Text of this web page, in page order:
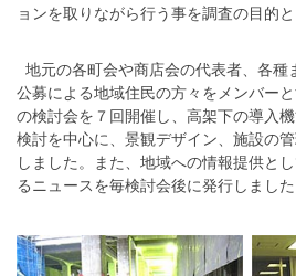
ョンを取りながら行う事を調査の目的と
地元の各町会や商店会の代表者、各種
公募による地域住民の方々をメンバー
の検討会を７回開催し、高架下の導入
検討を中心に、景観デザイン、施設の
しました。また、地域への情報提供と
るニュースを毎検討会後に発行しました